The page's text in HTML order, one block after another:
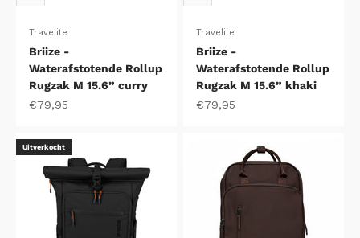
Travelite
Briize -
Waterafstotende Rollup
Rugzak M 15.6” curry
Aanbiedingsprijs
€79,95
Travelite
Briize -
Waterafstotende Rollup
Rugzak M 15.6” khaki
Aanbiedingsprijs
€79,95
Uitverkocht